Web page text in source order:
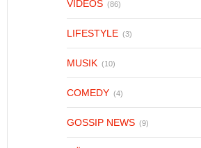
VIDEOS (86)
LIFESTYLE (3)
MUSIK (10)
COMEDY (4)
GOSSIP NEWS (9)